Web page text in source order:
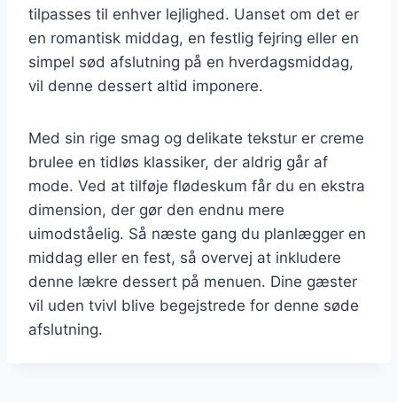
tilpasses til enhver lejlighed. Uanset om det er
en romantisk middag, en festlig fejring eller en
simpel sød afslutning på en hverdagsmiddag,
vil denne dessert altid imponere.
Med sin rige smag og delikate tekstur er creme
brulee en tidløs klassiker, der aldrig går af
mode. Ved at tilføje flødeskum får du en ekstra
dimension, der gør den endnu mere
uimodståelig. Så næste gang du planlægger en
middag eller en fest, så overvej at inkludere
denne lækre dessert på menuen. Dine gæster
vil uden tvivl blive begejstrede for denne søde
afslutning.